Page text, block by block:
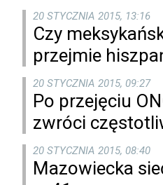
20 STYCZNIA 2015, 13:16
Czy
przejmie
20 STYCZNIA 2015, 09:27
Po przejęciu
zwróci
20 STYCZNIA 2015, 08:40
Mazowiecka